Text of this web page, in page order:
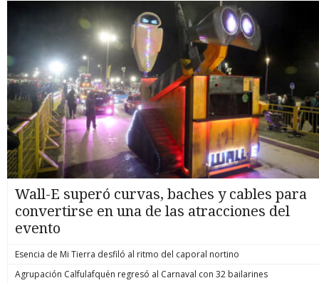
Wall-E superó curvas, baches y cables para
convertirse en una de las atracciones del
evento
Esencia de Mi Tierra desfiló al ritmo del caporal nortino
Agrupación Calfulafquén regresó al Carnaval con 32 bailarines